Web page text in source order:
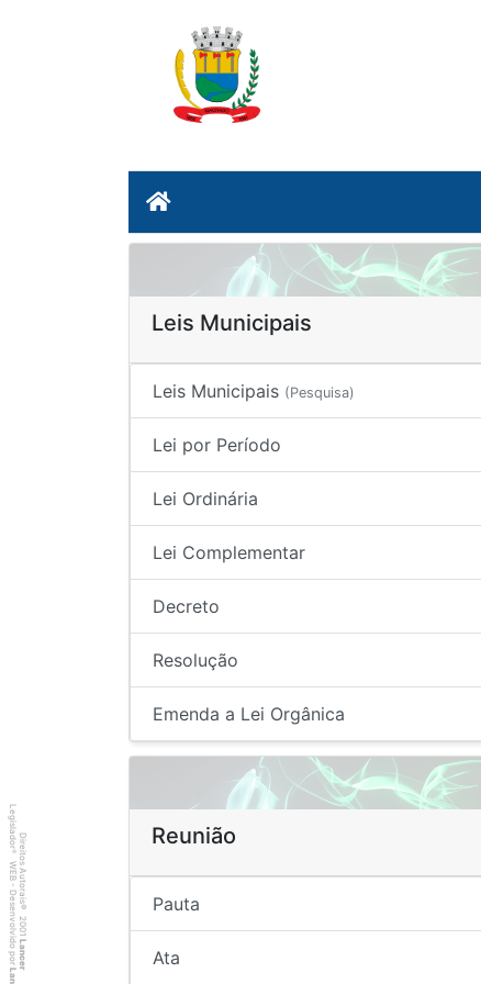
Leis Municipais
Leis Municipais (Pesquisa)
Lei por Período
Lei Ordinária
Lei Complementar
Decreto
Resolução
Emenda a Lei Orgânica
Reunião
Pauta
Ata
Direitos Autorais
©
2001
Lancer
Legislador
®
WEB - Desenvolvido por